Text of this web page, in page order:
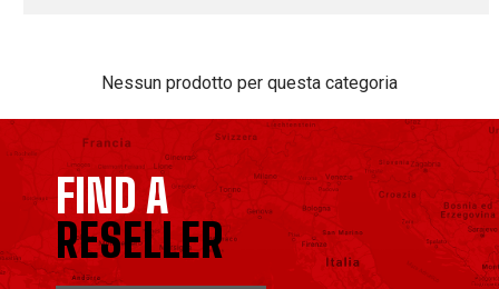
Nessun prodotto per questa categoria
FIND A
RESELLER